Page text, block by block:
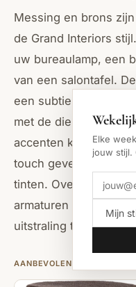
Messing en brons
de Grand Interiors
uw bureaulamp, een
van een salontafel.
een subtiele, rijke
met de diepe kleuren
accenten kunnen ook
touch geven, vooral
tinten. Overweeg
armaturen en
uitstraling te creëren.
AANBEVOLEN PRODUCTEN
Elke
jouw stijl.